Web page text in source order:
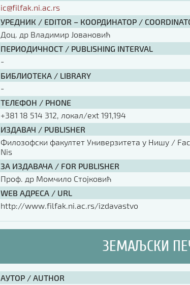
ic@filfak.ni.ac.rs
УРЕДНИК / EDITOR – КООРДИНАТОР /
Доц. др Владимир Јовановић
ПЕРИОДИЧНОСТ / PUBLISHING INTERVAL
-
БИБЛИОТЕКА / LIBRARY
-
ТЕЛЕФОН / PHONE
+381 18 514 312, локал/ext 191,194
ИЗДАВАЧ / PUBLISHER
Филозофски факултет Универзитета у Нишу /
Nis
ЗА ИЗДАВАЧА / FOR PUBLISHER
Проф. др Момчило Стојковић
WEB АДРЕСА / URL
http://www.filfak.ni.ac.rs/izdavastvo
ЗЕМАЉСКИ
АУТОР / AUTHOR